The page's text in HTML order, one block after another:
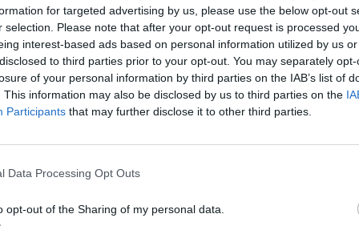
for targeted advertising by us, please use the below opt-out
selection. Please note that after your opt-out request is processed
interest-based ads based on personal information utilized by us
to third parties prior to your opt-out. You may separately
of your personal information by third parties on the IAB’s list of
This information may also be disclosed by us to third parties on the
Participants that may further disclose it to other third parties.
Data Processing Opt Outs
opt-out of the Sharing of my personal data.
este 2020 y rodada en 2019 —es
la serie muestra cómo de interconectados
a nivel de planeta, a nivel físico y a nivel social,
hilos conductores. La serie engancha desde el
la vigilancia, la mala, la de toda la vida, pero
se aplica en el seguimiento por GPS de pájaros
de la serie, Latif Nasser
, conocido por ser el
de radio y podcast en la New York Public